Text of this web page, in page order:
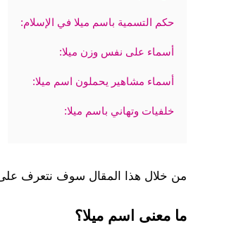
حكم التسمية باسم ميلا في الإسلام:
أسماء على نفس وزن ميلا:
أسماء مشاهير يحملون اسم ميلا:
خلفيات وتهاني باسم ميلا:
من خلال هذا المقال سوف نتعرف على
ما معنى اسم ميلا؟